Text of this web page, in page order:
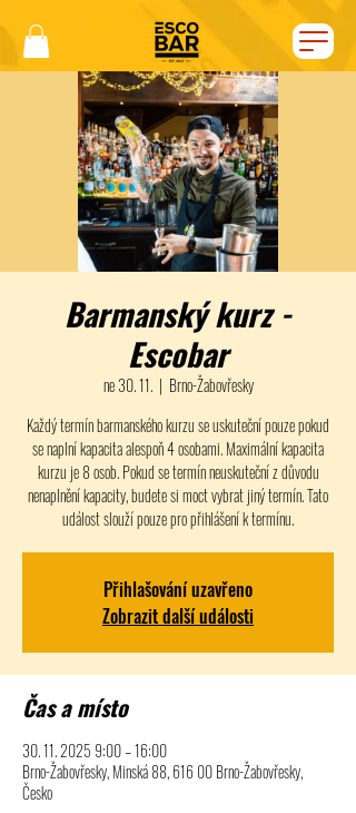
Barmanský kurz -
Escobar
ne 30. 11.
  |
Brno-Žabovřesky
Každý termín barmanského kurzu se uskuteční pouze pokud
se naplní kapacita alespoň 4 osobami. Maximální kapacita
kurzu je 8 osob. Pokud se termín neuskuteční z důvodu
nenaplnění kapacity, budete si moct vybrat jiný termín. Tato
událost slouží pouze pro přihlášení k termínu.
Přihlašování uzavřeno
Zobrazit další události
Čas a místo
30. 11. 2025 9:00 – 16:00
Brno-Žabovřesky, Minská 88, 616 00 Brno-Žabovřesky,
Česko